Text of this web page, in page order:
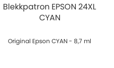
Blekkpatron EPSON 24XL
CYAN
Original Epson CYAN - 8,7 ml